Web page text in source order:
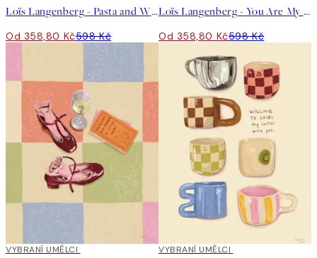
Loïs Langenberg - Pasta and Wine Club Plakát
Od 358,80 Kč598 Kč
Loïs Langenberg - You Are My Favorite Home Plakát
Od 358,80 Kč598 Kč
40%*
VYBRANÍ UMĚLCI 40%*
VYBRANÍ UMĚLCI